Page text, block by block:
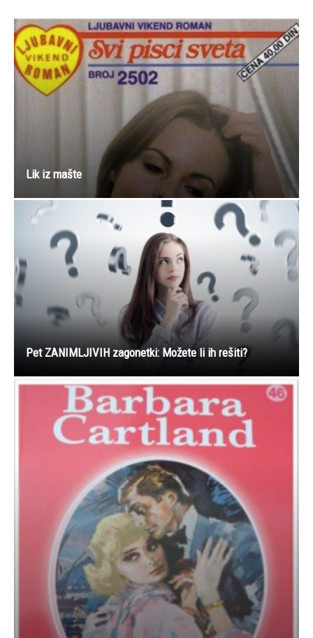
Lik iz mašte
Pet ZANIMLJIVIH zagonetki: Možete li ih rešiti?